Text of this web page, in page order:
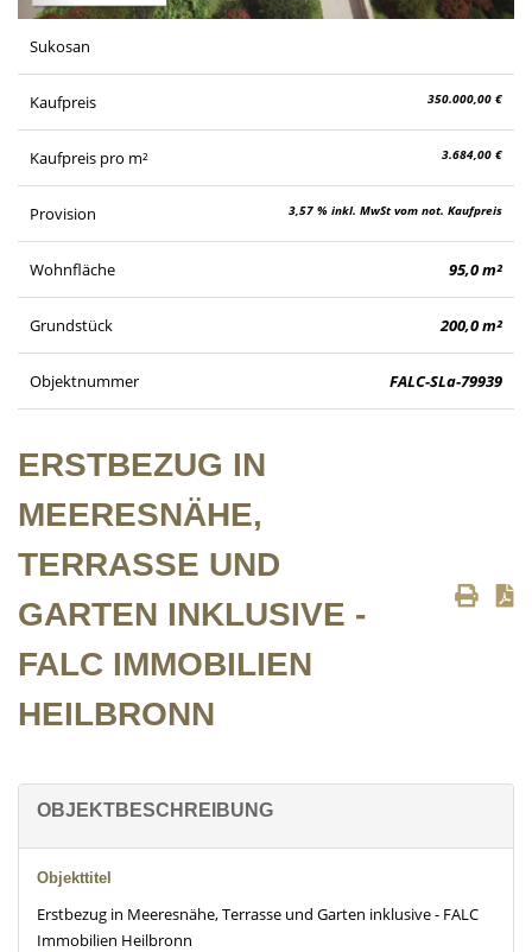
Sukosan
Kaufpreis 350.000,00 €
Kaufpreis pro m² 3.684,00 €
Provision 3,57 % inkl. MwSt vom not. Kaufpreis
Wohnfläche 95,0 m²
Grundstück 200,0 m²
Objektnummer FALC-SLa-79939
ERSTBEZUG IN
MEERESNÄHE,
TERRASSE UND
GARTEN INKLUSIVE -
FALC IMMOBILIEN
HEILBRONN
OBJEKTBESCHREIBUNG
Objekttitel
Erstbezug in Meeresnähe, Terrasse und Garten inklusive - FALC
Immobilien Heilbronn